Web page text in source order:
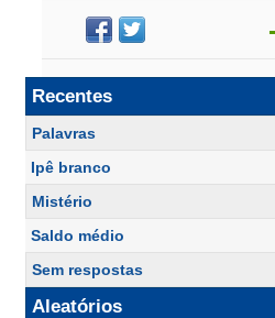
Recentes
Palavras
Ipê branco
Mistério
Saldo médio
Sem respostas
Aleatórios